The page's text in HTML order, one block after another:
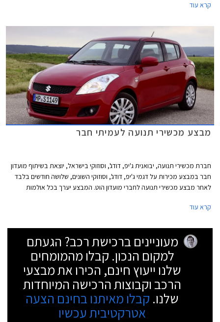
להיפגע ממהלך זה הם דווקא הרכבים הפחות מזהמים, שכן בעקבות שינוי נוסחת
נמוכה יותר וכפועל יוצא צפוי מחירם לעלות, בעוד רכבים מזהמים שגם כך
נמצאים בדרגות הזיהום הגבוהות ואינם נהנים מהטבת המיסוי מחירם אינו צפוי
להשתנות.
קרא עוד
מבצע מכשירי תנועה לעמיתי חבר
חברת מכשירי תנועה, יבואנית ג'יפ, דודג', וסוזוקי בישראל, יוצאת בשיתוף מועדון
חבר במבצע מכירות על דגמי ג'יפ, דודג', וסוזוקי השונים, שלושה חודשים בלבד
לאחר מבצע מכשירי תנועה לחברי מועדון הוט. המבצע יערך בכל אולמות
ייהנו עמיתי חבר מהטבות שונות: הנחות על רכישת רכב חדש, הנחות אבזור
המבצע ייהנו גם מאפשרות לתשלום של עד 30,000 ₪ בכרטיס אשראי חבר
צרכנות. להלן דוגמאות להנחות והטבות במסגרת המבצע:
קרא עוד
מעוניינים ברכישת רכב? הגעתם
למקום הנכון. קבלו מהמומחים
שלנו ייעוץ חינם, הכירו את מבצעי
הרכב וקבוצות הרכישה המיוחדות
שלנו. קבלו מאיתנו בחינם הצעה
אטרקטיבית עכשיו